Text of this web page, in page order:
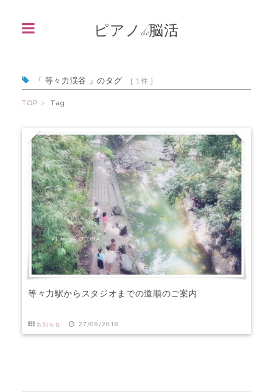
ピアノde脳活
「 等々力渓谷 」のタグ [ 1件 ]
TOP Tag
等々力駅からスタジオまでの道順のご案内
お知らせ 27/09/2018